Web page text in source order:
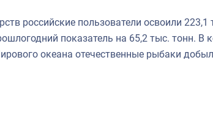
российские пользователи освоили
показатель на 65,2 тыс. тонн. В
океана отечественные рыбаки